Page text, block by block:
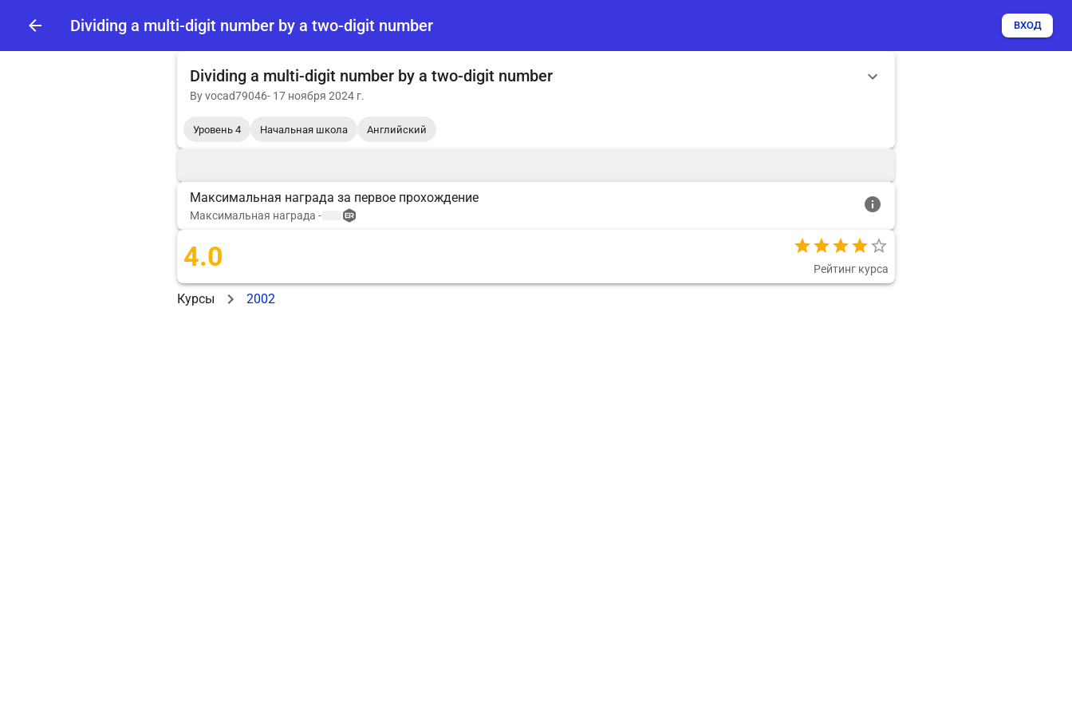
Dividing a multi-digit number by a two-digit number ВХОД
Dividing a multi-digit number by a two-digit number
Byvocad79046- 17 ноября 2024 г.
Уровень 4 Начальная школа Английский
Максимальная награда за первое прохождение
Максимальная награда -
4.0 Рейтинг курса
Курсы 2002